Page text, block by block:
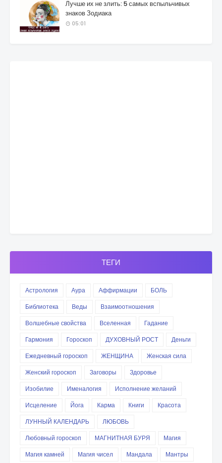
Лучше их не злить: 5 самых вспыльчивых
знаков Зодиака
05:01
ТЕГИ
Астрология Аура Аффирмации
БОЛЬ
Библиотека
Веды
Взаимоотношения
Волшебные свойства
Вселенная
Гадание
Гармония
Гороскоп ДУХОВНЫЙ РОСТ
Деньги
Ежедневный гороскоп
ЖЕНЩИНА
Женская сила
Женский гороскоп
Заговоры
Здоровье
Изобилие
Именалогия
Исполнение желаний
Исцеление
Йога Карма Книги
Красота
ЛУННЫЙ КАЛЕНДАРЬ
ЛЮБОВЬ
Любовный гороскоп
МАГНИТНАЯ БУРЯ
Магия
Магия камней
Магия чисел Мандала
Мантры